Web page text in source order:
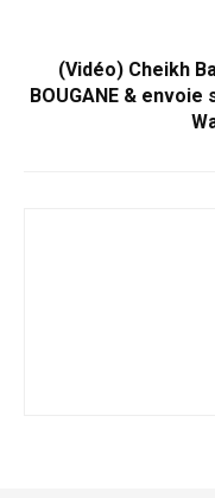
(Vidéo) Cheikh
BOUGANE &